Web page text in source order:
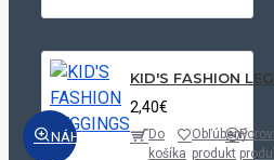
NÁHĽAD
KID'S FASHION
2,40€
Do
košíka
Obľúbený
produkt